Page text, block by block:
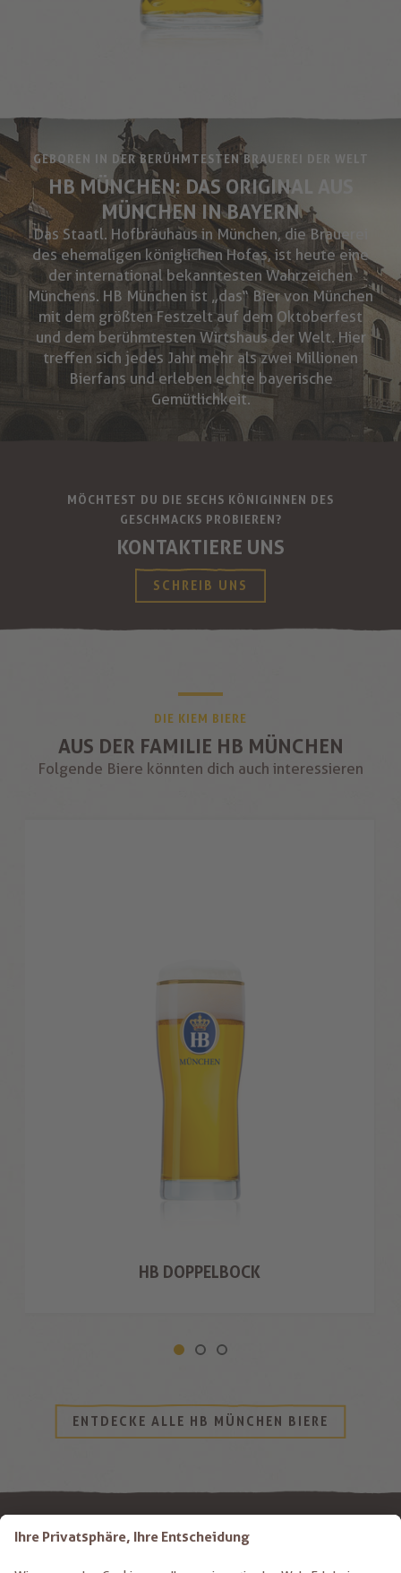
GEBOREN IN DER BERÜHMTESTEN BRAUEREI DER WELT
HB MÜNCHEN: DAS ORIGINAL AUS
MÜNCHEN IN BAYERN
Das Staatl. Hofbräuhaus in München, die Brauerei
des ehemaligen königlichen Hofes, ist heute eine
der international bekanntesten Wahrzeichen
Münchens. HB München ist „das“ Bier von München
mit dem größten Festzelt auf dem Oktoberfest
und dem berühmtesten Wirtshaus der Welt. Hier
treffen sich jedes Jahr mehr als zwei Millionen
Bierfans und erleben echte bayerische
Gemütlichkeit.
MÖCHTEST DU DIE SECHS KÖNIGINNEN DES
GESCHMACKS PROBIEREN?
KONTAKTIERE UNS
SCHREIB UNS
DIE KIEM BIERE
AUS DER FAMILIE HB MÜNCHEN
Folgende Biere könnten dich auch interessieren
HB DOPPELBOCK
ENTDECKE ALLE HB MÜNCHEN BIERE
K. KIEM GMBH